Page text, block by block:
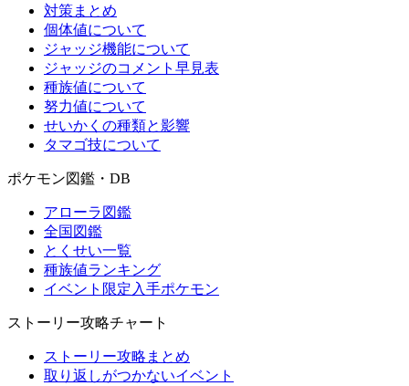
対策まとめ
個体値について
ジャッジ機能について
ジャッジのコメント早見表
種族値について
努力値について
せいかくの種類と影響
タマゴ技について
ポケモン図鑑・DB
アローラ図鑑
全国図鑑
とくせい一覧
種族値ランキング
イベント限定入手ポケモン
ストーリー攻略チャート
ストーリー攻略まとめ
取り返しがつかないイベント